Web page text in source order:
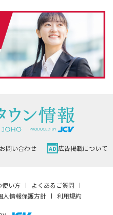
お問い合わせ 広告掲載について
使い方
よくあるご質問
人情報保護方針 利用規約